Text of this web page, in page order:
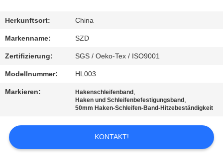
KONTAKT
MIT
UNS
ANGEBOT
Herkunftsort: China
Markenname: SZD
Zertifizierung: SGS / Oeko-Tex / ISO9001
Modellnummer: HL003
Markieren: Hakenschleifenband ,
Haken und Schleifenbefestigungsband ,
50mm Haken-Schleifen-Band-Hitzebeständigkeit
KONTAKT!